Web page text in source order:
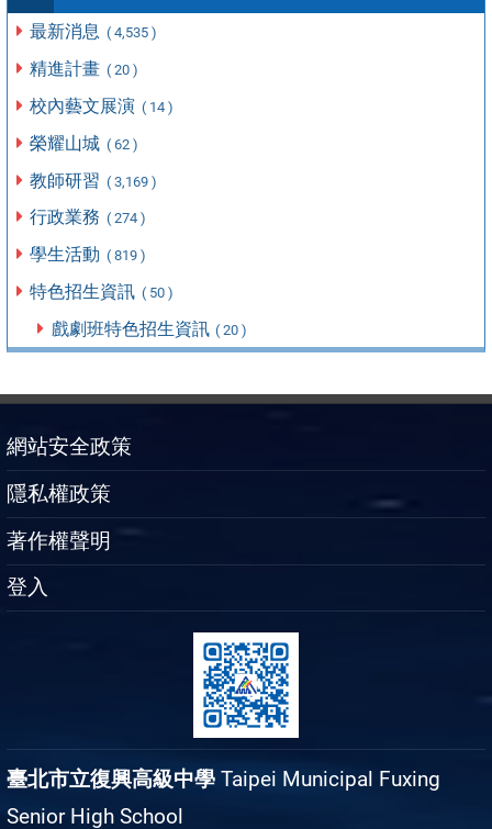
最新消息 ( 4,535 )
精進計畫 ( 20 )
校內藝文展演 ( 14 )
榮耀山城 ( 62 )
教師研習 ( 3,169 )
行政業務 ( 274 )
學生活動 ( 819 )
特色招生資訊 ( 50 )
戲劇班特色招生資訊 ( 20 )
網站安全政策
隱私權政策
著作權聲明
登入
臺北市立復興高級中學 Taipei Municipal Fuxing
Senior High School